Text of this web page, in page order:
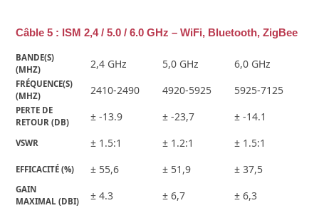
Câble 5 : ISM 2,4 / 5.0 / 6.0 GHz – WiFi, Bluetooth, ZigBee
BANDE(S)
(MHZ)
2,4 GHz 5,0 GHz 6,0 GHz
FRÉQUENCE(S)
(MHZ)
2410-2490 4920-5925 5925-7125
PERTE DE
RETOUR (DB)
± -13.9 ± -23,7 ± -14.1
VSWR ± 1.5:1 ± 1.2:1 ± 1.5:1
EFFICACITÉ (%) ± 55,6 ± 51,9 ± 37,5
GAIN
MAXIMAL (DBI)
± 4.3 ± 6,7 ± 6,3